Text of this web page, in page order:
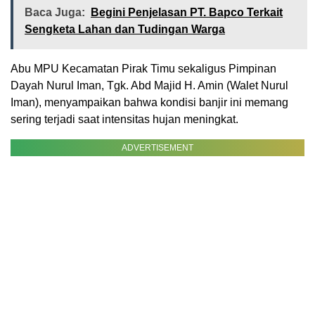
Baca Juga:
Begini Penjelasan PT. Bapco Terkait
Sengketa Lahan dan Tudingan Warga
Abu MPU Kecamatan Pirak Timu sekaligus Pimpinan
Dayah Nurul Iman, Tgk. Abd Majid H. Amin (Walet Nurul
Iman), menyampaikan bahwa kondisi banjir ini memang
sering terjadi saat intensitas hujan meningkat.
ADVERTISEMENT